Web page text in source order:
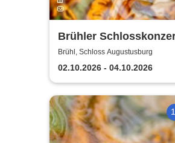
Brühler
Haydn-Festival 2026
Brühl, Schloss Augustusburg
02.10.2026 - 04.10.2026